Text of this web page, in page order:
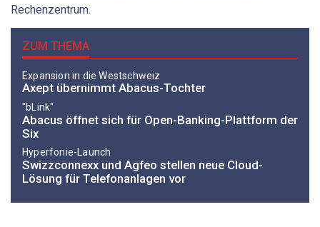
Rechenzentrum.
ZUM THEMA
Expansion in die Westschweiz
Axept übernimmt Abacus-Tochter
"bLink"
Abacus öffnet sich für Open-Banking-Plattform der
Six
Hyperfonie-Launch
Swizzconnexx und Agfeo stellen neue Cloud-
Lösung für Telefonanlagen vor